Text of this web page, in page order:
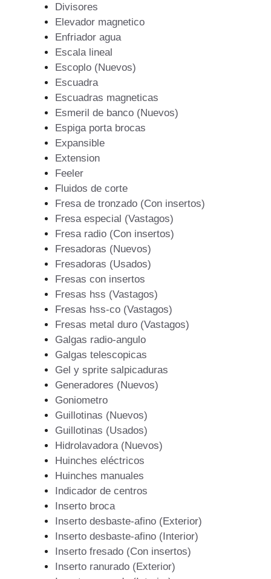
Divisores
Elevador magnetico
Enfriador agua
Escala lineal
Escoplo (Nuevos)
Escuadra
Escuadras magneticas
Esmeril de banco (Nuevos)
Espiga porta brocas
Expansible
Extension
Feeler
Fluidos de corte
Fresa de tronzado (Con insertos)
Fresa especial (Vastagos)
Fresa radio (Con insertos)
Fresadoras (Nuevos)
Fresadoras (Usados)
Fresas con insertos
Fresas hss (Vastagos)
Fresas hss-co (Vastagos)
Fresas metal duro (Vastagos)
Galgas radio-angulo
Galgas telescopicas
Gel y sprite salpicaduras
Generadores (Nuevos)
Goniometro
Guillotinas (Nuevos)
Guillotinas (Usados)
Hidrolavadora (Nuevos)
Huinches eléctricos
Huinches manuales
Indicador de centros
Inserto broca
Inserto desbaste-afino (Exterior)
Inserto desbaste-afino (Interior)
Inserto fresado (Con insertos)
Inserto ranurado (Exterior)